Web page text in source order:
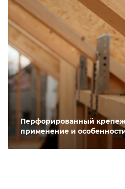
Перфорированный
применение и